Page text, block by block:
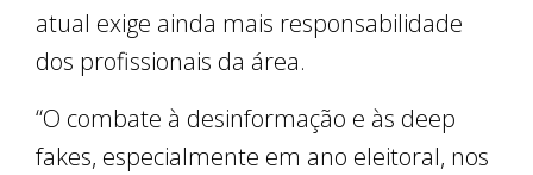
atual exige ainda mais responsabilidade
dos profissionais da área.
“O combate à desinformação e às deep
fakes, especialmente em ano eleitoral, nos